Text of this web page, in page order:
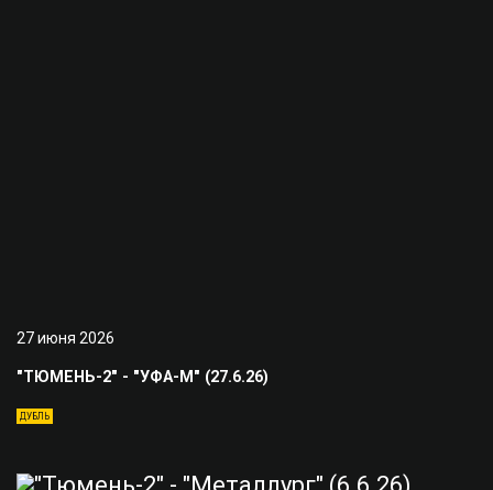
27 июня 2026
"ТЮМЕНЬ-2" - "УФА-М" (27.6.26)
ДУБЛЬ